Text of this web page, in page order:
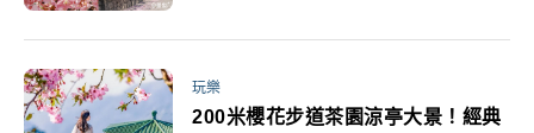
玩樂
200米櫻花步道茶園涼亭大景！經典